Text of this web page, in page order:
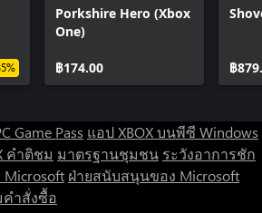
Porkshire Hero (Xbox
One)
฿174.00 ฿
Game Pass แอป XBOX บนพีซี Windows
คำติชม มาตรฐานชุมชน ระวังอาการชัก
ฝ่ายสนับสนุนของ Microsoft
ำสั่งซื้อ